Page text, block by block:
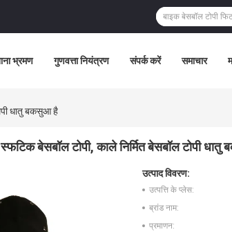
भ्रमण गुणवत्ता नियंत्रण संपर्क करें समाचार
धातु बकसुआ है
बेसबॉल टोपी, काले निर्मित बेसबॉल टोपी
उत्पाद विवरण:
उत्पत्ति के प्लेस:
ब्रांड नाम:
प्रमाणन: